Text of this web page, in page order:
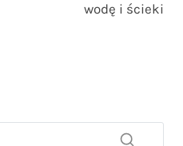
wodę i ścieki